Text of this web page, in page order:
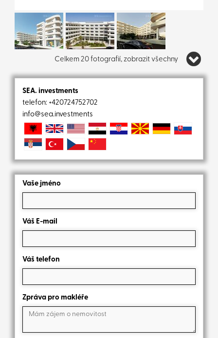
Celkem 20 fotografií, zobrazit všechny
SEA. investments
telefon: +420724752702
info@sea.investments
Vaše jméno
Váš E-mail
Váš telefon
Zpráva pro makléře